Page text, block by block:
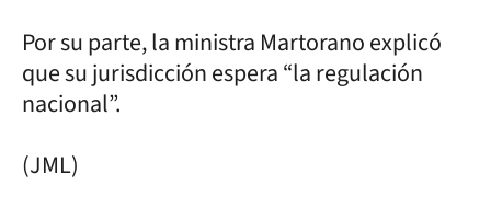
Por su parte, la ministra Martorano explicó
que su jurisdicción espera “la regulación
nacional”.
(JML)